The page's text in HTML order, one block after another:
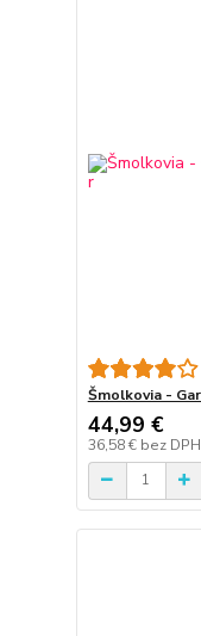
Šmolkovia -
44,99 €
36,58 € bez DPH